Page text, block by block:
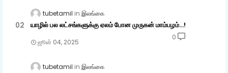
tubetamil இலங்கை
யாழில் பல லட்சங்களுக்கு ஏலம் போன முருகன் மாம்பழம்...!
ஜூன் 04, 2025
0
tubetamil இலங்கை